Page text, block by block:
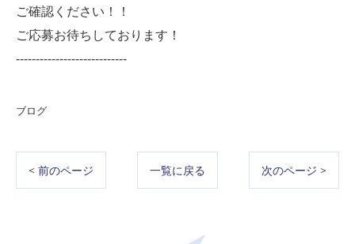
ご確認ください！！
ご応募お待ちしております！
----------------------------
ブログ
< 前のページ 一覧に戻る 次のページ >